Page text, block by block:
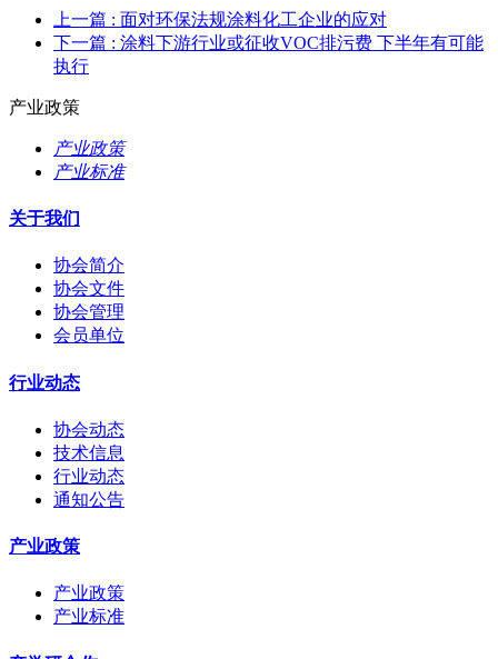
上一篇 : 面对环保法规涂料化工企业的应对
下一篇 : 涂料下游行业或征收VOC排污费 下半年有可能
执行
产业政策
产业政策
产业标准
关于我们
协会简介
协会文件
协会管理
会员单位
行业动态
协会动态
技术信息
行业动态
通知公告
产业政策
产业政策
产业标准